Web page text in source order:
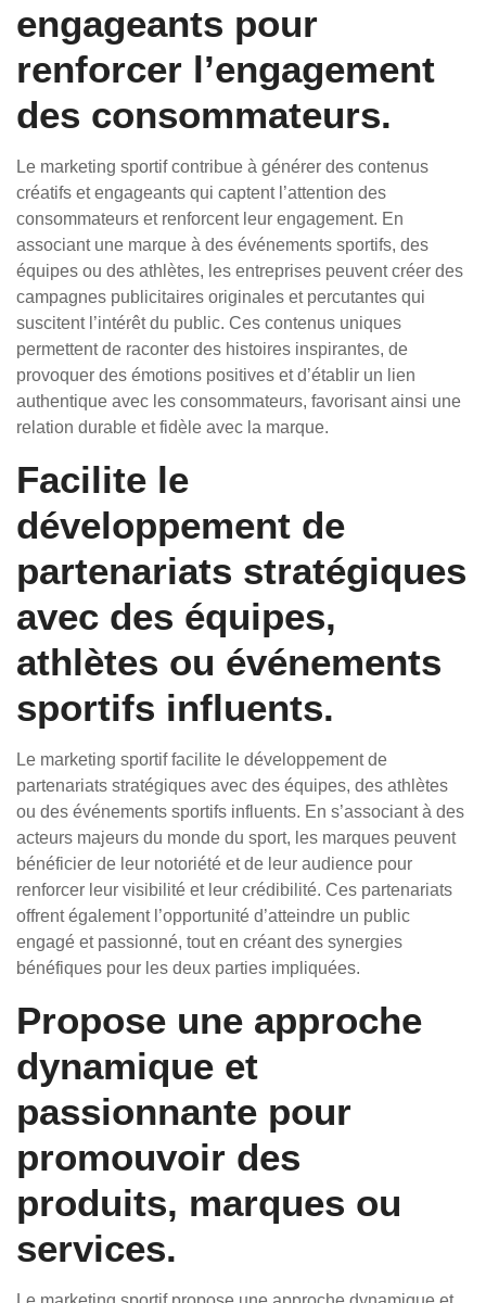
engageants pour
renforcer l’engagement
des consommateurs.
Le marketing sportif contribue à générer des contenus
créatifs et engageants qui captent l’attention des
consommateurs et renforcent leur engagement. En
associant une marque à des événements sportifs, des
équipes ou des athlètes, les entreprises peuvent créer des
campagnes publicitaires originales et percutantes qui
suscitent l’intérêt du public. Ces contenus uniques
permettent de raconter des histoires inspirantes, de
provoquer des émotions positives et d’établir un lien
authentique avec les consommateurs, favorisant ainsi une
relation durable et fidèle avec la marque.
Facilite le
développement de
partenariats stratégiques
avec des équipes,
athlètes ou événements
sportifs influents.
Le marketing sportif facilite le développement de
partenariats stratégiques avec des équipes, des athlètes
ou des événements sportifs influents. En s’associant à des
acteurs majeurs du monde du sport, les marques peuvent
bénéficier de leur notoriété et de leur audience pour
renforcer leur visibilité et leur crédibilité. Ces partenariats
offrent également l’opportunité d’atteindre un public
engagé et passionné, tout en créant des synergies
bénéfiques pour les deux parties impliquées.
Propose une approche
dynamique et
passionnante pour
promouvoir des
produits, marques ou
services.